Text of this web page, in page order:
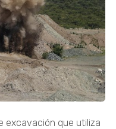
excavación que utiliza